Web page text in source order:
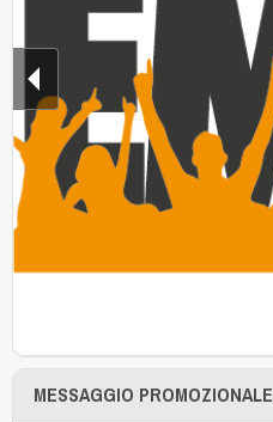
MESSAGGIO PROMOZIONALE